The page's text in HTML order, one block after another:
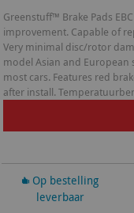
Greenstuff™ Brake Pads
improvement. Capable of
Very minimal disc/rotor
model Asian and European
most cars. Features red
after install.
Op bestelling
leverbaar